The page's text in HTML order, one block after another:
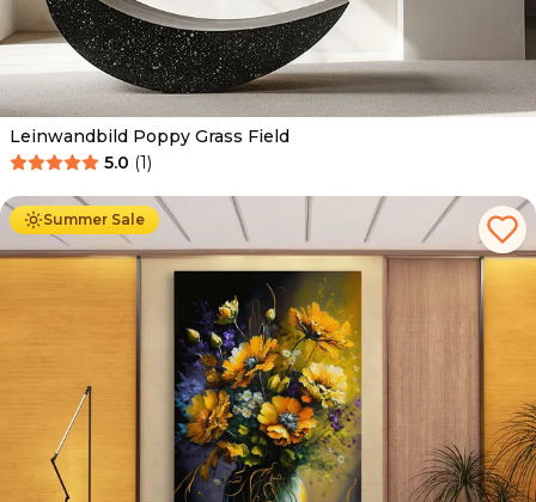
Leinwandbild Poppy Grass Field
5.0 (1)
Summer Sale
Ab 39.90 € 34.90